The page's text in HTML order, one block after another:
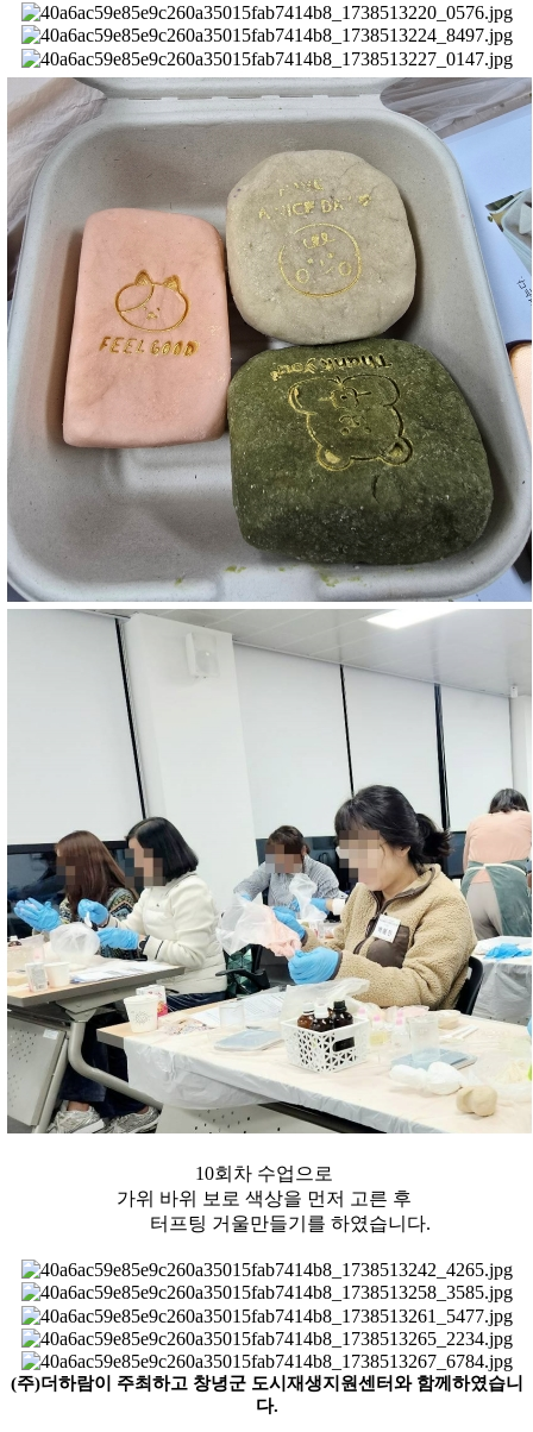
10회차 수업으로
가위 바위 보로 색상을 먼저 고른 후
터프팅 거울만들기를 하였습니다.
(주)더하람이 주최하고 창녕군 도시재생지원센터와 함께하였습니
다.